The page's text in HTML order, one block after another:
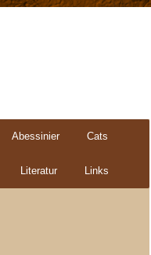
Abessinier Cats
Literatur Links